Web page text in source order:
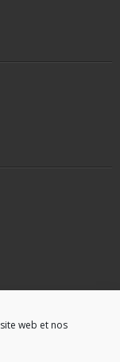
web et nos